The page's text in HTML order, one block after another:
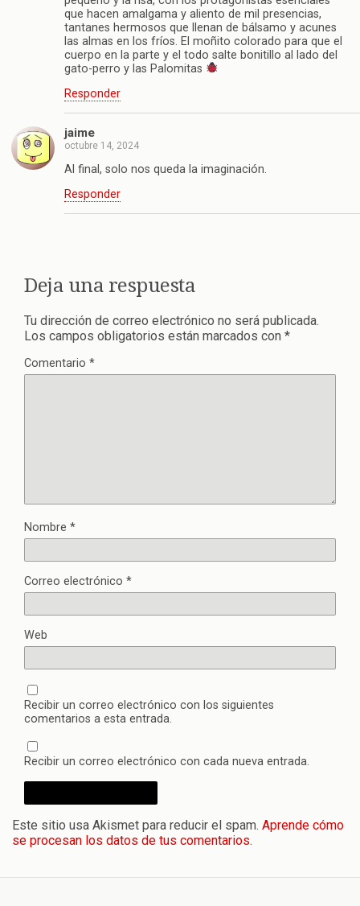
que hacen amalgama y aliento de mil presencias,
tantanes hermosos que llenan de bálsamo y acunes
las almas en los fríos. El moñito colorado para que el
cuerpo en la parte y el todo salte bonitillo al lado del
gato-perro y las Palomitas
Responder
jaime
octubre 14, 2024
Al final, solo nos queda la imaginación.
Responder
Deja una respuesta
Tu dirección de correo electrónico no será publicada.
Los campos obligatorios están marcados con *
Comentario *
Nombre *
Correo electrónico *
Web
Recibir un correo electrónico con los siguientes
comentarios a esta entrada.
Recibir un correo electrónico con cada nueva entrada.
Este sitio usa Akismet para reducir el spam. Aprende cómo
se procesan los datos de tus comentarios.